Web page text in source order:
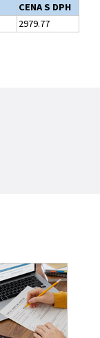
CENA S DPH
2979.77